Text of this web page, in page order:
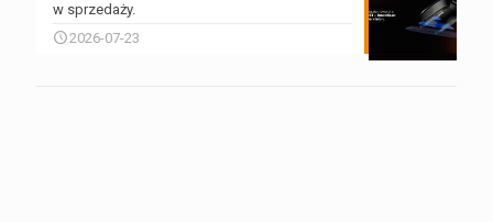
w sprzedaży.
2026-07-23